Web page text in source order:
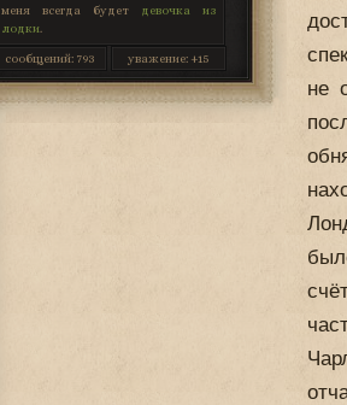
меня всегда будет девочка из
лодки
сообщений:793 уважение: +15
не